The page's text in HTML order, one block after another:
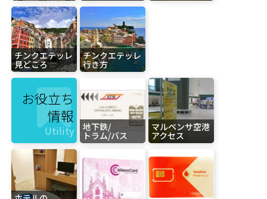
チンクエテッレ
見どころ
チンクエテッレ
行き方
お役立ち
情報
Utility 地下鉄/
トラム/バス
マルペンサ空港
アクセス